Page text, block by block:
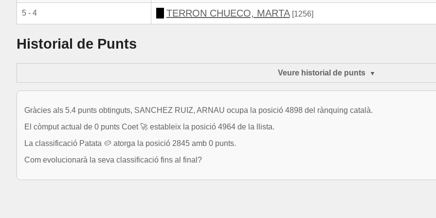
5 - 4 TERRON CHUECO, MARTA[1256]
Historial de Punts
Veure historial de punts
Gràcies als 5.4 punts obtinguts, SANCHEZ RUIZ, ARNAU ocupa la posició 4898 del rànquing català.
El còmput actual de 0 punts Coet 🚀 estableix la posició 4964 de la llista.
La classificació Patata 🥔 atorga la posició 2845 amb 0 punts.
Com evolucionarà la seva classificació fins al final?